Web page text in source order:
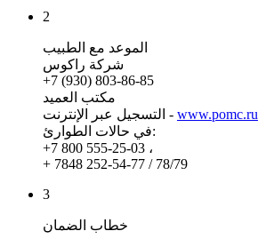
2
الموعد مع الطبيب
شركة راكوس
+7 (930) 803-86-85
مكتب العميد
التسجيل عبر الإنترنت - www.pomc.ru
في حالات الطوارئ:
+7 800 555-25-03 ،
+ 7848 252-54-77 / 78/79
3
خطاب الضمان